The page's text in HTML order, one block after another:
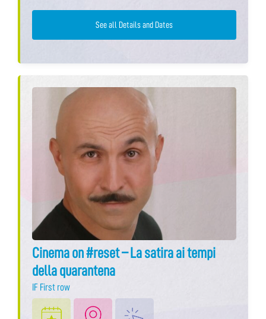
See all Details and Dates
Cinema on #reset – La satira ai tempi
della quarantena
IF First row